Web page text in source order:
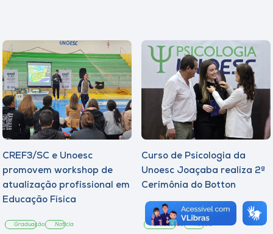
CREF3/SC e Unoesc
promovem workshop de
atualização profissional em
Educação Física
Graduação Notícia
Curso de Psicologia da
Unoesc Joaçaba realiza 2ª
Cerimônia do Botton
Graduação Notícia